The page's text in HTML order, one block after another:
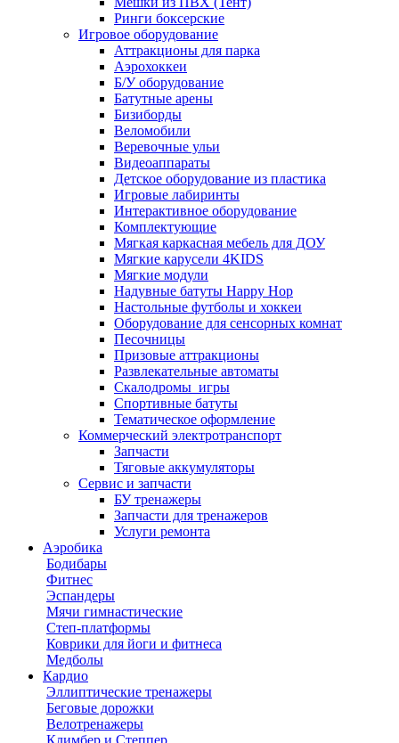
Ринги боксерские
Игровое оборудование
Аттракционы для парка
Аэрохоккеи
Б/У оборудование
Батутные арены
Бизиборды
Веломобили
Веревочные ульи
Видеоаппараты
Детское оборудование из пластика
Игровые лабиринты
Интерактивное оборудование
Комплектующие
Мягкая каркасная мебель для ДОУ
Мягкие карусели 4KIDS
Мягкие модули
Надувные батуты Happy Hop
Настольные футболы и хоккеи
Оборудование для сенсорных комнат
Песочницы
Призовые аттракционы
Развлекательные автоматы
Скалодромы_игры
Спортивные батуты
Тематическое оформление
Коммерческий электротранспорт
Запчасти
Тяговые аккумуляторы
Сервис и запчасти
БУ тренажеры
Запчасти для тренажеров
Услуги ремонта
Аэробика
Бодибары
Фитнес
Эспандеры
Мячи гимнастические
Степ-платформы
Коврики для йоги и фитнеса
Медболы
Кардио
Эллиптические тренажеры
Беговые дорожки
Велотренажеры
Климбер и Степпер